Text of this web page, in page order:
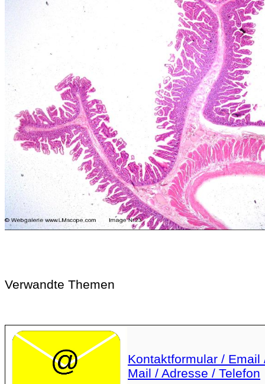
Verwandte Themen
Kontaktformular / Email
Mail / Adresse / Telefon